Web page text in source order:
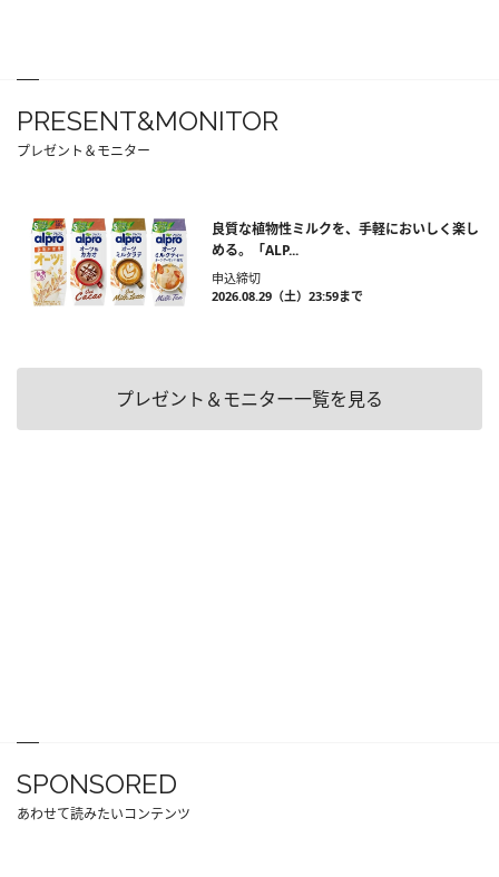
PRESENT&MONITOR
プレゼント＆モニター
良質な植物性ミルクを、手軽においしく楽し
める。「ALP...
申込締切
2026.08.29（土）23:59まで
プレゼント＆モニター一覧を見る
SPONSORED
あわせて読みたいコンテンツ